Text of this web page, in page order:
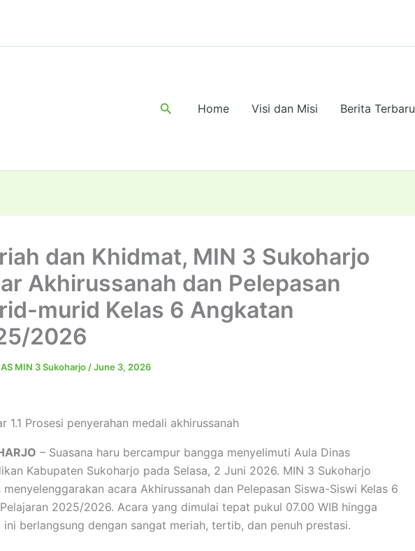
SearchHome Visi dan Misi Berita Terbaru
dan Khidmat, MIN 3 Sukoharjo
Akhirussanah dan Pelepasan
murid Kelas 6 Angkatan
2026
MIN 3 Sukoharjo /June 3, 2026
1.1 Prosesi penyerahan medali akhirussanah
– Suasana haru bercampur bangga menyelimuti Aula Dinas
Kabupaten Sukoharjo pada Selasa, 2 Juni 2026. MIN 3 Sukoharjo
menyelenggarakan acara Akhirussanah dan Pelepasan Siswa-Siswi Kelas 6
2025/2026. Acara yang dimulai tepat pukul 07.00 WIB hingga
ini berlangsung dengan sangat meriah, tertib, dan penuh prestasi.